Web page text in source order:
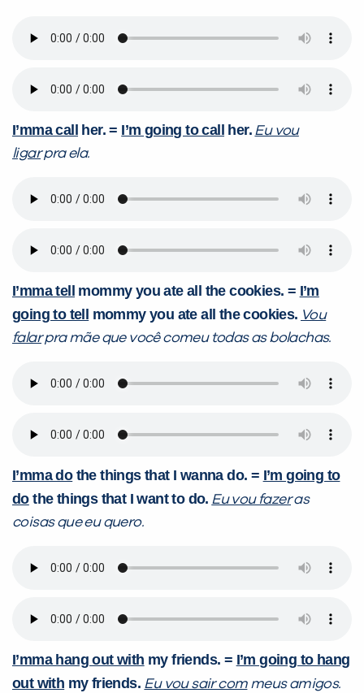
I’mma call her. = I’m going to call her. Eu vou
ligarpra ela.
I’mma tell mommy you ate all the cookies. = I’m
going to tell
mommy you ate all the cookies. Vou
falarpra mãe que você comeu todas as bolachas.
I’mma dothe things that I wanna do. = I’m going to
dothe things that I want to do. Eu vou fazeras
coisas que eu quero.
I’mma hang out with my friends. = I’m going to hang
out with my friends. Eu vou sair commeus amigos.